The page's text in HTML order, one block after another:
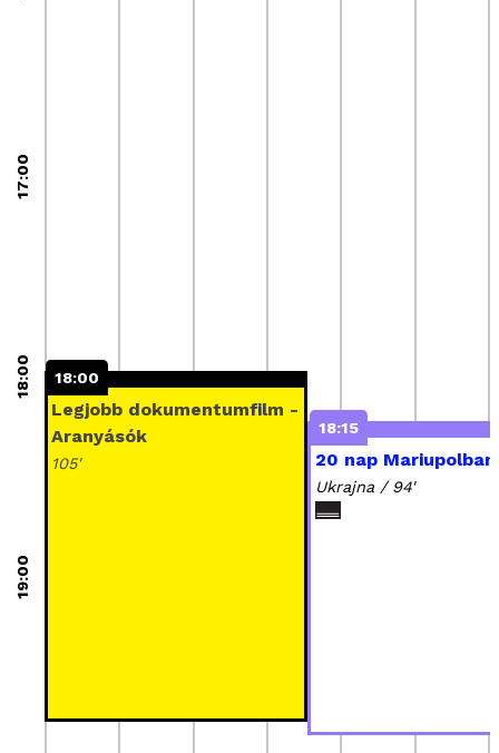
17:00
18:00
19:00
18:00
Aranyásók
Burkina Faso, Benin,
Franciaország / 85'
18:15
20 nap Mariupolban
Ukrajna / 94'
18:00
Legjobb dokumentumfilm -
Aranyásók
105'